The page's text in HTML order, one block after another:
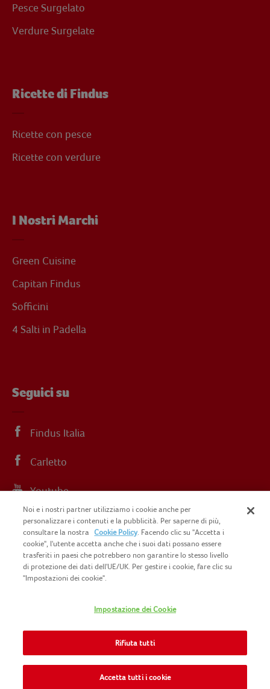
Pesce Surgelato
Verdure Surgelate
Ricette di Findus
Ricette con pesce
Ricette con verdure
I Nostri Marchi
Green Cuisine
Capitan Findus
Sofficini
4 Salti in Padella
Seguici su
Findus Italia
Carletto
Youtube
Instagram
IT07015700961
INFORMATIVA PRIVACY
SITEMAP
COOKIE POLICY
INFO LEGALI
NOMAD FOODS
Noi e i nostri partner utilizziamo i cookie anche per
personalizzare i contenuti e la pubblicità. Per saperne di più,
consultare la nostra
Cookie Policy. Facendo clic su "Accetta i
cookie", l'utente accetta anche che i suoi dati possano essere
trasferiti in paesi che potrebbero non garantire lo stesso livello
di protezione dei dati dell'UE/UK. Per gestire i cookie, fare clic su
"Impostazioni dei cookie".
Impostazione dei Cookie
Rifiuta tutti
Accetta tutti i cookie